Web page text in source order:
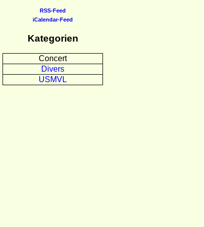
RSS-Feed
iCalendar-Feed
Kategorien
Concert
Divers
USMVL